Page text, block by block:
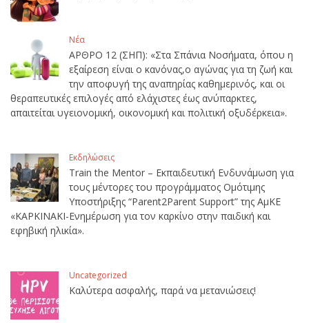
Νέα
ΑΡΘΡΟ 12 (ΣΗΠ): «Στα Σπάνια Νοσήματα, όπου η
εξαίρεση είναι ο κανόνας,ο αγώνας για τη ζωή και
την αποφυγή της αναπηρίας καθημερινός, και οι
θεραπευτικές επιλογές από ελάχιστες έως ανύπαρκτες,
απαιτείται υγειονομική, οικονομική και πολιτική οξυδέρκεια».
Εκδηλώσεις
Train the Mentor – Εκπαιδευτική Ενδυνάμωση για
τους μέντορες του προγράμματος Ομότιμης
Υποστήριξης “Parent2Parent Support” της ΑμΚΕ
«ΚΑΡΚΙΝΑΚΙ-Ενημέρωση για τον καρκίνο στην παιδική και
εφηβική ηλικία».
Uncategorized
Καλύτερα ασφαλής, παρά να μετανιώσεις!